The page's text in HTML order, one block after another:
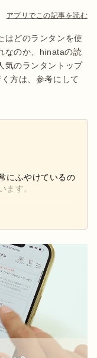
アプリでこの記事を読む
はどのランタンを使
なのか、hinataの読
気のランタントップ
方は、参考にして
にふやけているの
ます。